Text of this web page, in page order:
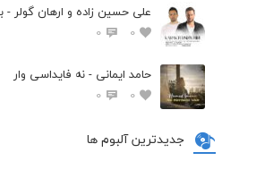
علی حسین زاده و ارهان گولر
0
0
حامد ایمانی - نه فایداسی وار
0
0
جدیدترین آلبوم ها